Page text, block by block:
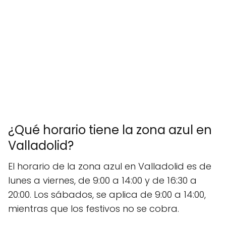
¿Qué horario tiene la zona azul en
Valladolid?
El horario de la zona azul en Valladolid es de
lunes a viernes, de 9:00 a 14:00 y de 16:30 a
20:00. Los sábados, se aplica de 9:00 a 14:00,
mientras que los festivos no se cobra.